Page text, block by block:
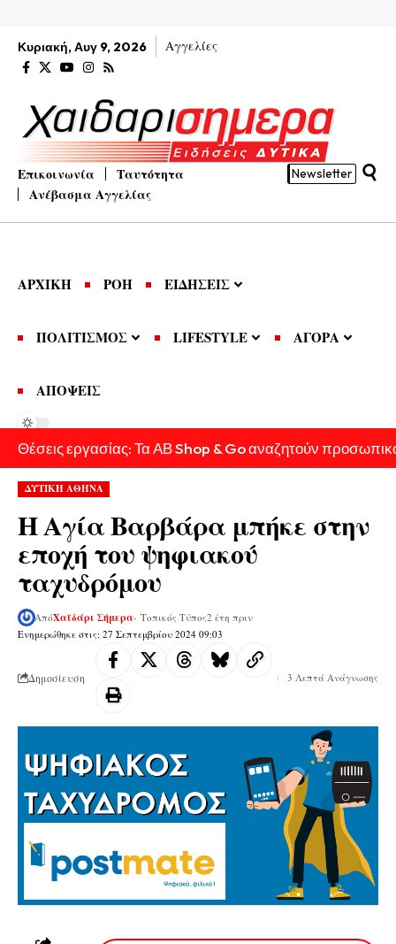
Κυριακή, Αυγ 9, 2026 Αγγελίες
Επικοινωνία
Ταυτότητα
Ανέβασμα Αγγελίας
Newsletter
ΑΡΧΙΚΗ ΡΟΗ ΕΙΔΗΣΕΙΣ
ΠΟΛΙΤΙΣΜΟΣ LIFESTYLE ΑΓΟΡΑ
ΑΠΟΨΕΙΣ
Θέσεις εργασίας: Τα ΑΒ Shop & Go αναζητούν
ΔΥΤΙΚΗ ΑΘΗΝΑ
Η Αγία Βαρβάρα μπήκε στην
εποχή του ψηφιακού
ταχυδρόμου
Ενημερώθηκε στις: 27 Σεπτεμβρίου 2024 09:03
ΑπόΧαϊδάρι Σήμερα- Τοπικός Τύπος2 έτη πριν
Δημοσίευση 3 Λεπτά Ανάγνωσης